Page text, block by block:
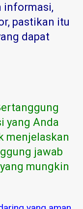
informasi,
pastikan itu
dapat
yang Anda
menjelaskan
jawab
mungkin